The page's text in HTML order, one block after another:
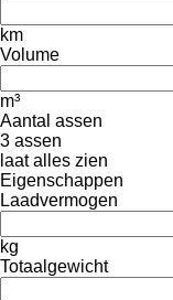
km
Volume
m³
Aantal assen
3 assen
laat alles zien
Eigenschappen
Laadvermogen
kg
Totaalgewicht